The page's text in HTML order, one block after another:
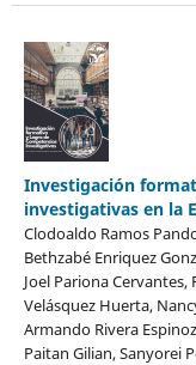
Investigación
investigativas en la
Clodoaldo Ramos
Bethzabé Enriquez
Joel Pariona
Velásquez Huerta,
Armando Rivera
Paitan Gilian, Sanyorei